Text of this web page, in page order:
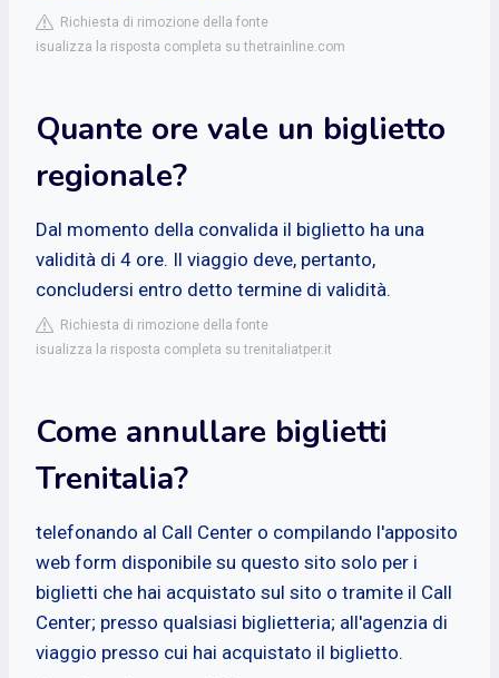
Richiesta di rimozione della fonte
isualizza la risposta completa su thetrainline.com
Quante ore vale un biglietto
regionale?
Dal momento della convalida il biglietto ha una
validità di 4 ore. Il viaggio deve, pertanto,
concludersi entro detto termine di validità.
Richiesta di rimozione della fonte
isualizza la risposta completa su trenitaliatper.it
Come annullare biglietti
Trenitalia?
telefonando al Call Center o compilando l'apposito
web form disponibile su questo sito solo per i
biglietti che hai acquistato sul sito o tramite il Call
Center; presso qualsiasi biglietteria; all'agenzia di
viaggio presso cui hai acquistato il biglietto.